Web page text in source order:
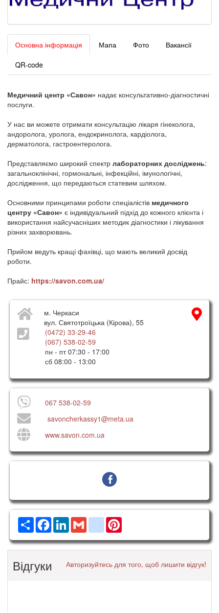
Основна інформація Мапа Фото Вакансії
QR-code
Медичний центр «Савон» надає консультативно-діагностичні
послуги.
У нас ви можете отримати консультацію лікаря гінеколога,
андоролога, уролога, ендокринолога, кардіолога,
дерматолога, гастроентеролога.
Представляємо широкий спектр лабораторних досліджень:
загальноклінічні, гормональні, інфекційні, імунологічні,
дослідження, що передаються статевим шляхом.
Основними принципами роботи спеціалістів медичного
центру «Савон» є індивідуальний підхід до кожного клієнта і
використання найсучасніших методик діагностики і лікування
різних захворювань.
Прийом ведуть кращі фахівці, що мають великий досвід
роботи.
Прайс: https://savon.com.ua/
м. Черкаси
вул. Святотроїцька (Кірова), 55
(0472) 33-29-46
(067) 538-02-59
пн - пт 07:30 - 17:00
сб 08:00 - 13:00
067 538-02-59
savoncherkassy1@meta.ua
www.savon.com.ua
РесурсFacebook
LinkedInGmail google_bookmarks
Відгуки Авторизуйтесь для того, щоб лишити відгук!